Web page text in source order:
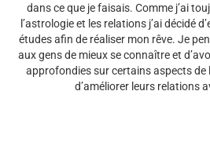
dans ce que je faisais. Comme j’ai
l’astrologie et les relations j’ai décidé
études afin de réaliser mon rêve. Je
aux gens de mieux se connaître et
approfondies sur certains aspects de
d’améliorer leurs relations